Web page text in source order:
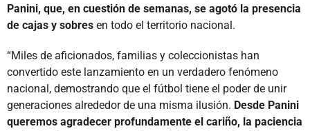
Panini, que, en cuestión de semanas, se agotó la presencia
de cajas y sobres en todo el territorio nacional.
“Miles de aficionados, familias y coleccionistas han
convertido este lanzamiento en un verdadero fenómeno
nacional, demostrando que el fútbol tiene el poder de unir
generaciones alrededor de una misma ilusión. Desde Panini
queremos agradecer profundamente el cariño, la paciencia